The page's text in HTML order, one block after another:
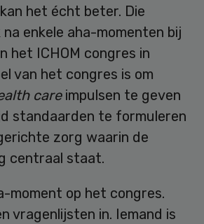
het écht beter. Die
enkele aha-momenten bij
het ICHOM congres in
van het congres is om
careimpulsen te geven
standaarden te formuleren
zorg waarin de
centraal staat.
moment op het congres.
vragenlijsten in. Iemand is